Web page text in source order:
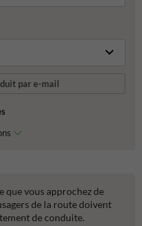
par e-mail
que vous approchez de
de la route doivent
de conduite.